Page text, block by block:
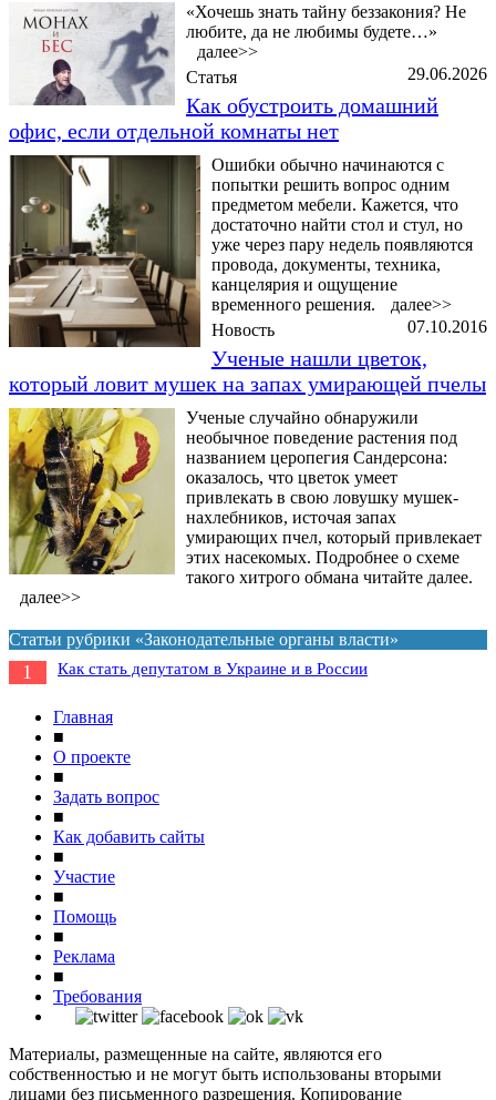
«Хочешь знать тайну беззакония? Не
любите, да не любимы будете…»
далее>>
29.06.2026
Статья
Как обустроить домашний
офис, если отдельной комнаты нет
Ошибки обычно начинаются с
попытки решить вопрос одним
предметом мебели. Кажется, что
достаточно найти стол и стул, но
уже через пару недель появляются
провода, документы, техника,
канцелярия и ощущение
временного решения.
далее>>
07.10.2016
Новость
Ученые нашли цветок,
который ловит мушек на запах умирающей пчелы
Ученые случайно обнаружили
необычное поведение растения под
названием церопегия Сандерсона:
оказалось, что цветок умеет
привлекать в свою ловушку мушек-
нахлебников, источая запах
умирающих пчел, который привлекает
этих насекомых. Подробнее о схеме
такого хитрого обмана читайте далее.
далее>>
Статьи рубрики «Законодательные органы власти»
1 Как стать депутатом в Украине и в России
Главная
■
О проекте
■
Задать вопрос
■
Как добавить сайты
■
Участие
■
Помощь
■
Реклама
■
Требования
Материалы, размещенные на сайте, являются его
собственностью и не могут быть использованы вторыми
лицами без письменного разрешения. Копирование